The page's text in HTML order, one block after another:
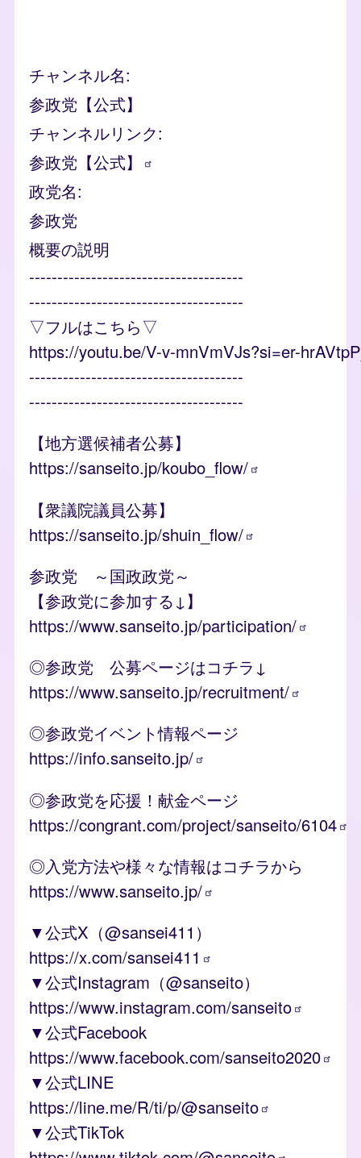
チャンネル名
参政党【公式】
チャンネルリンク
参政党【公式】
政党名
参政党
概要の説明
--------------------------------------
--------------------------------------
▽フルはこちら▽
https://youtu.be/V-v-mnVmVJs?si=er-
--------------------------------------
--------------------------------------
【地方選候補者公募】
https://sanseito.jp/koubo_flow/
【衆議院議員公募】
https://sanseito.jp/shuin_flow/
参政党 ～国政政党～
【参政党に参加する↓】
https://www.sanseito.jp/participation/
◎参政党 公募ページはコチラ↓
https://www.sanseito.jp/recruitment/
◎参政党イベント情報ページ
https://info.sanseito.jp/
◎参政党を応援！献金ページ
https://congrant.com/project/sanseito/6104
◎入党方法や様々な情報はコチラから
https://www.sanseito.jp/
▼公式X（@sansei411）
https://x.com/sansei411
▼公式Instagram（@sanseito）
https://www.instagram.com/sanseito
▼公式Facebook
https://www.facebook.com/sanseito2020
▼公式LINE
https://line.me/R/ti/p/@sanseito
▼公式TikTok